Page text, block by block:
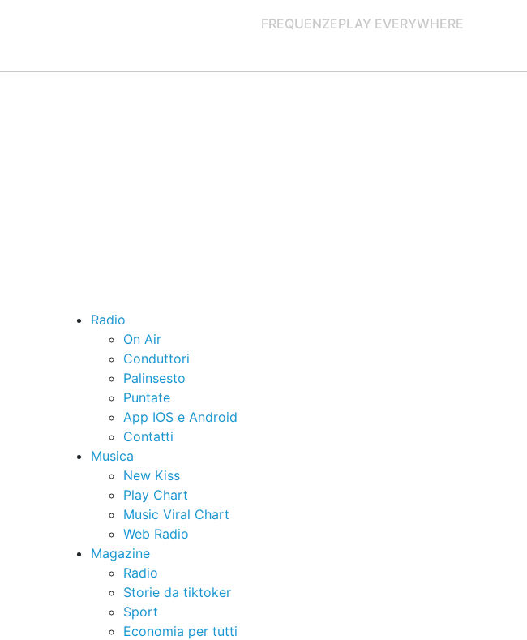
FREQUENZEPLAY EVERYWHERE
Radio
On Air
Conduttori
Palinsesto
Puntate
App IOS e Android
Contatti
Musica
New Kiss
Play Chart
Music Viral Chart
Web Radio
Magazine
Radio
Storie da tiktoker
Sport
Economia per tutti